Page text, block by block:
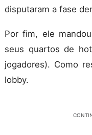
disputaram a fase
Por fim, ele
seus quartos de
jogadores). Como
lobby.